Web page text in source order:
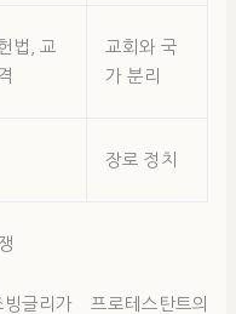
법, 교
교회와 국
가 분리
장로 정치
글리가 프로테스탄트의